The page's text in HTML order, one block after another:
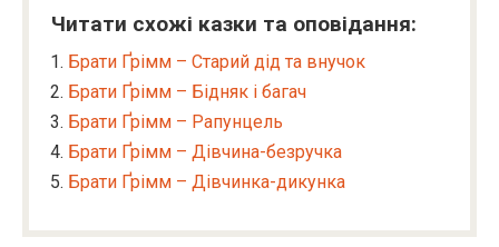
Читати схожі казки та оповідання:
Брати Ґрімм – Старий дід та внучок
Брати Ґрімм – Бідняк і багач
Брати Ґрімм – Рапунцель
Брати Ґрімм – Дівчина-безручка
Брати Ґрімм – Дівчинка-дикунка